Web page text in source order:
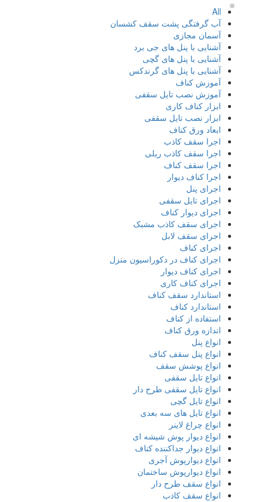
All
آب گرفتگی پشت سقف کشسان
آسمان مجازی
آشنایی با پنل های جی برد
آشنایی با پنل های گچی
آشنایی با پنل های گرندکس
آموزش کناف
آموزش نصب تایل سقفی
ابزار کناف کاری
ابزار نصب تایل سقفی
ابعاد ورق کناف
اجرا سقف کاذب
اجرا سقف کاذب ریلی
اجرا سقف کناف
اجرا کناف دیوار
اجرای پنل
اجرای تایل سقفی
اجرای دیوار کناف
اجرای سقف کاذب مشبک
اجرای سقف لابل
اجرای کناف
اجرای کناف در دکوراسیون منزل
اجرای کناف دیوار
اجرای کناف کاری
استاندارد سقف کناف
استاندارد کناف
استفاده از کناف
اندازه ورق کناف
انواع پنل
انواع پنل سقف کناف
انواع پوشش سقف
انواع تایل سقفی
انواع تایل سقفی طرح دار
انواع تایل گچی
انواع تایل های سه بعدی
انواع چراغ لاینر
انواع دیوار پوش شیشه ای
انواع دیوار جداکننده کناف
انواع دیوارپوش آجری
انواع دیوارپوش ساختمان
انواع سقف طرح دار
انواع سقف کاذب